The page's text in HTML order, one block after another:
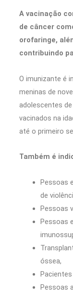
A vacinação
de câncer
orofaringe,
contribuindo
O imunizante é
meninas de
adolescentes
vacinados na
até o primeiro
Também é
Pessoas
de
Pessoas
Pessoas
óssea,
Pessoas